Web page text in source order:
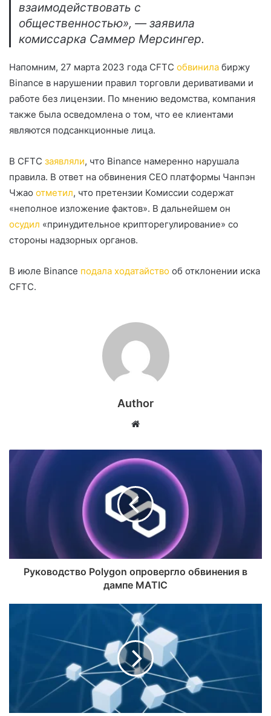
взаимодействовать с
общественностью», — заявила
комиссарка Саммер Мерсингер.
Напомним, 27 марта 2023 года CFTC обвинила биржу
Binance в нарушении правил торговли деривативами и
работе без лицензии. По мнению ведомства, компания
также была осведомлена о том, что ее клиентами
являются подсанкционные лица.
В CFTC заявляли, что Binance намеренно нарушала
правила. В ответ на обвинения CEO платформы Чанпэн
Чжао отметил, что претензии Комиссии содержат
«неполное изложение фактов». В дальнейшем он
осудил «принудительное крипторегулирование» со
стороны надзорных органов.
В июле Binance подала ходатайство об отклонении иска
CFTC.
Author
Website
Руководство Polygon опровергло обвинения в
дампе MATIC